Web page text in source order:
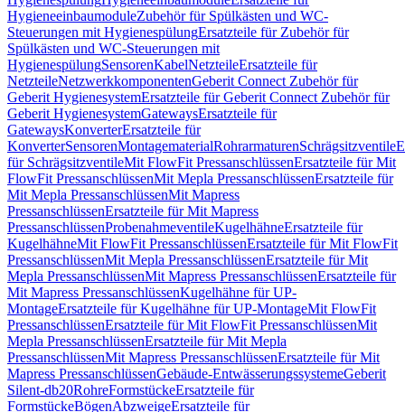
HygieneeinbaumoduleZubehör für Spülkästen und WC-
Steuerungen mit HygienespülungErsatzteile für Zubehör für
Spülkästen und WC-Steuerungen mit
HygienespülungSensorenKabelNetzteileErsatzteile für
NetzteileNetzwerkkomponentenGeberit Connect Zubehör für
Geberit HygienesystemErsatzteile für Geberit Connect Zubehör für
Geberit HygienesystemGatewaysErsatzteile für
GatewaysKonverterErsatzteile für
KonverterSensorenMontagematerialRohrarmaturenSchrägsitzventile
für SchrägsitzventileMit FlowFit PressanschlüssenErsatzteile für Mit
FlowFit PressanschlüssenMit Mepla PressanschlüssenErsatzteile für
Mit Mepla PressanschlüssenMit Mapress
PressanschlüssenErsatzteile für Mit Mapress
PressanschlüssenProbenahmeventileKugelhähneErsatzteile für
KugelhähneMit FlowFit PressanschlüssenErsatzteile für Mit FlowFit
PressanschlüssenMit Mepla PressanschlüssenErsatzteile für Mit
Mepla PressanschlüssenMit Mapress PressanschlüssenErsatzteile für
Mit Mapress PressanschlüssenKugelhähne für UP-
MontageErsatzteile für Kugelhähne für UP-MontageMit FlowFit
PressanschlüssenErsatzteile für Mit FlowFit PressanschlüssenMit
Mepla PressanschlüssenErsatzteile für Mit Mepla
PressanschlüssenMit Mapress PressanschlüssenErsatzteile für Mit
Mapress PressanschlüssenGebäude-EntwässerungssystemeGeberit
Silent-db20RohreFormstückeErsatzteile für
FormstückeBögenAbzweigeErsatzteile für